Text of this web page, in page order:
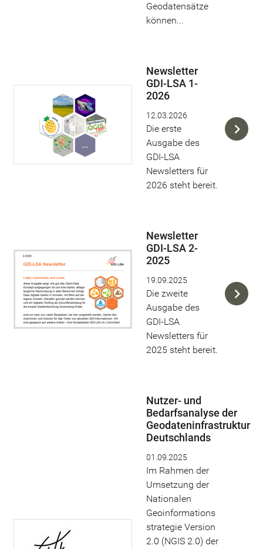
Geodatensätze
können...
Newsletter
GDI-LSA 1-
2026
12.03.2026
Die erste
Ausgabe des
GDI-LSA
Newsletters für
2026 steht bereit.
Newsletter
GDI-LSA 2-
2025
19.09.2025
Die zweite
Ausgabe des
GDI-LSA
Newsletters für
2025 steht bereit.
Nutzer- und
Bedarfsanalyse der
Geodateninfrastruktur
Deutschlands
01.09.2025
Im Rahmen der
Umsetzung der
Nationalen
Geoinformations
strategie Version
2.0 (NGIS 2.0) der